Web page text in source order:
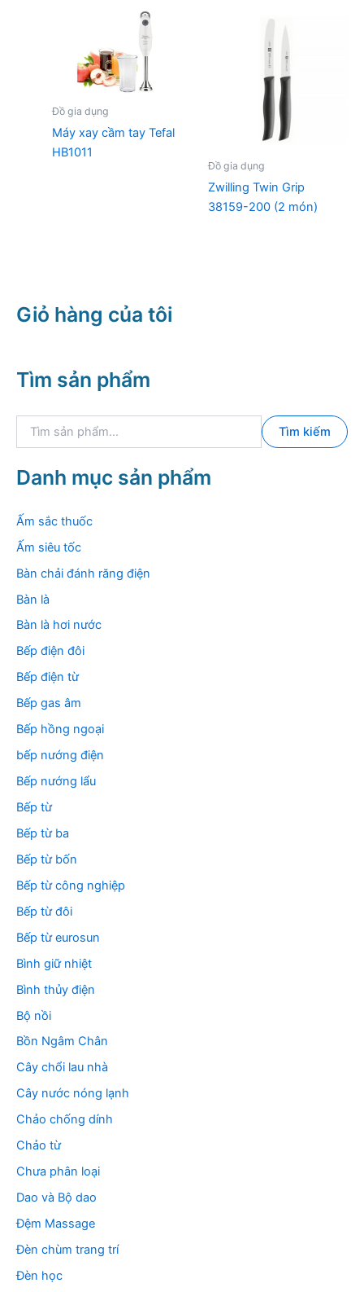
Đồ gia dụng
Máy xay cầm tay Tefal
HB1011
Đồ gia dụng
Zwilling Twin Grip
38159-200 (2 món)
Giỏ hàng của tôi
Tìm sản phẩm
k
i
m
Tìm kiếm
Danh mục sản phẩm
Ấm sắc thuốc
Ấm siêu tốc
Bàn chải đánh răng điện
Bàn là
Bàn là hơi nước
Bếp điện đôi
Bếp điện từ
Bếp gas âm
Bếp hồng ngoại
bếp nướng điện
Bếp nướng lẩu
Bếp từ
Bếp từ ba
Bếp từ bốn
Bếp từ công nghiệp
Bếp từ đôi
Bếp từ eurosun
Bình giữ nhiệt
Bình thủy điện
Bộ nồi
Bồn Ngâm Chân
Cây chổi lau nhà
Cây nước nóng lạnh
Chảo chống dính
Chảo từ
Chưa phân loại
Dao và Bộ dao
Đệm Massage
Đèn chùm trang trí
Đèn học